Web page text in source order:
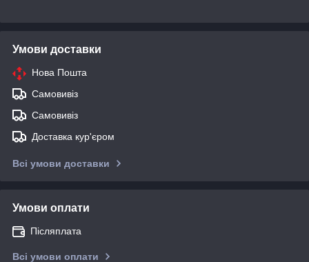
Умови доставки
Нова Пошта
Самовивіз
Самовивіз
Доставка кур'єром
Всі умови доставки
Умови оплати
Післяплата
Всі умови оплати